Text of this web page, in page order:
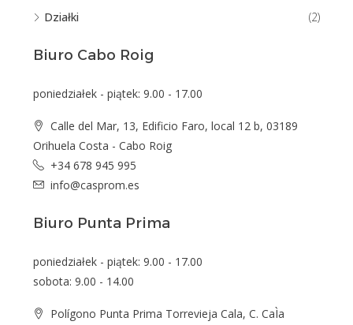
Działki
(2)
Biuro Cabo Roig
poniedziałek - piątek: 9.00 - 17.00
Calle del Mar, 13, Edificio Faro, local 12 b, 03189
Orihuela Costa - Cabo Roig
+34 678 945 995
info@casprom.es
Biuro Punta Prima
poniedziałek - piątek: 9.00 - 17.00
sobota: 9.00 - 14.00
Polígono Punta Prima Torrevieja Cala, C. CaÌa